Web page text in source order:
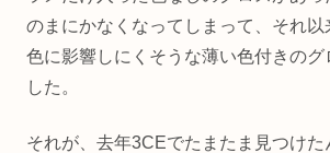
のまにかなくなってしまって、それ
色に影響しにくそうな薄い色付きのグ
した。
それが、去年3CEでたまたま見つけた